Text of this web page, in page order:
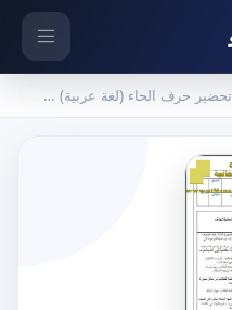
تحضير حرف الحاء (لغة عربية) الأول